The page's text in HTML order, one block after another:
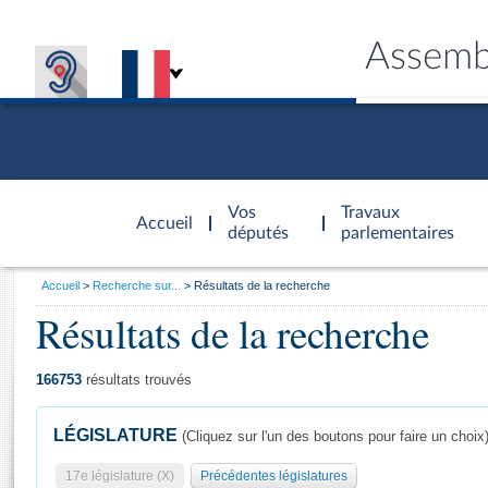
Accueil
d'accueil
Vos
députés
Travaux
parlementaires
Général
Vous
Accueil Recherche sur... Résultats de la recherche
Résultats de la recherche
166753 résultats trouvés
LÉGISLATURE (Cliquez sur l'un des boutons pour faire un choix)
17e législature (X) Précédentes législatures